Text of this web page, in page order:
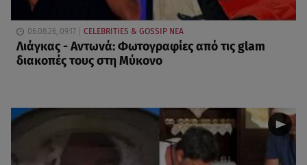
06.08.26, 09:17 CELEBRITIES & GOSSIP ΝΕΑ
Λιάγκας - Αντωνά: Φωτογραφίες από τις glam
διακοπές τους στη Μύκονο